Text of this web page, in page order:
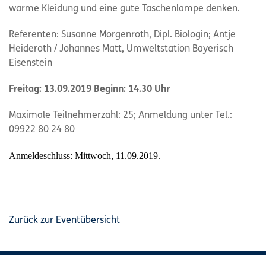
warme Kleidung und eine gute Taschenlampe denken.
Referenten: Susanne Morgenroth, Dipl. Biologin; Antje
Heideroth / Johannes Matt, Umweltstation Bayerisch
Eisenstein
Freitag: 13.09.2019 Beginn: 14.30 Uhr
Maximale Teilnehmerzahl: 25; Anmeldung unter Tel.:
09922 80 24 80
Anmeldeschluss: Mittwoch, 11.09.2019.
Zurück zur Eventübersicht